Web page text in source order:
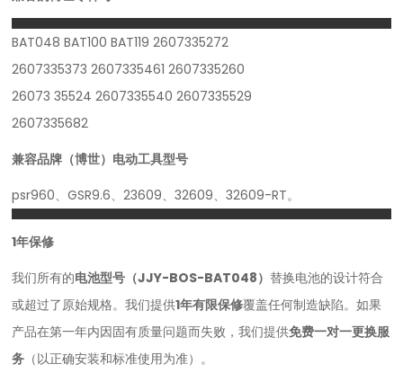
BAT048 BAT100 BAT119 2607335272
2607335373 2607335461 2607335260
26073 35524 2607335540 2607335529
2607335682
兼容品牌（博世）电动工具型号
psr960、GSR9.6、23609、32609、32609-RT。
1年保修
我们所有的电池型号（JJY-BOS-BAT048） 替换电池的设计符合
或超过了原始规格。我们提供1年有限保修覆盖任何制造缺陷。如果
产品在第一年内因固有质量问题而失败，我们提供免费一对一更换服
务 （以正确安装和标准使用为准）。